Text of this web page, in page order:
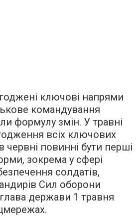
ключові напрями
командування
формулу змін. У травні
всіх ключових
повинні бути перші
зокрема у сфері
солдатів,
Сил оборони
держави 1 травня